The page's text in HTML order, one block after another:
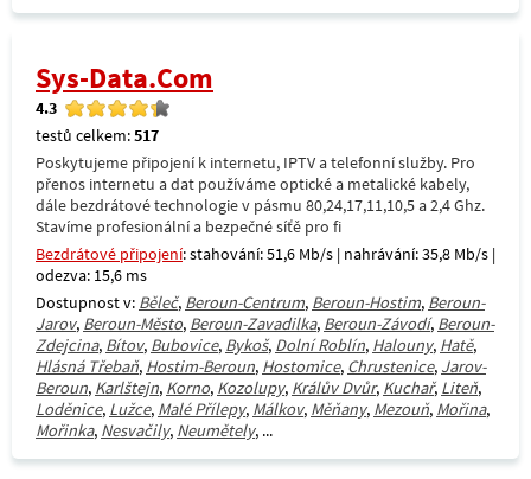
Sys-Data.Com
4.3
testů celkem:517
Poskytujeme připojení k internetu, IPTV a telefonní služby. Pro
přenos internetu a dat používáme optické a metalické kabely,
dále bezdrátové technologie v pásmu 80,24,17,11,10,5 a 2,4 Ghz.
Stavíme profesionální a bezpečné síťě pro fi
Bezdrátové připojení: stahování: 51,6 Mb/s | nahrávání: 35,8 Mb/s |
odezva: 15,6 ms
Dostupnost v: Běleč, Beroun-Centrum, Beroun-Hostim, Beroun-
Jarov, Beroun-Město, Beroun-Zavadilka, Beroun-Závodí, Beroun-
Zdejcina, Bítov, Bubovice, Bykoš, Dolní Roblín, Halouny, Hatě,
Hlásná Třebaň, Hostim-Beroun, Hostomice, Chrustenice, Jarov-
Beroun, Karlštejn, Korno, Kozolupy, Králův Dvůr, Kuchař, Liteň,
Loděnice, Lužce, Malé Přílepy, Málkov, Měňany, Mezouň, Mořina,
Mořinka, Nesvačily, Neumětely, ...